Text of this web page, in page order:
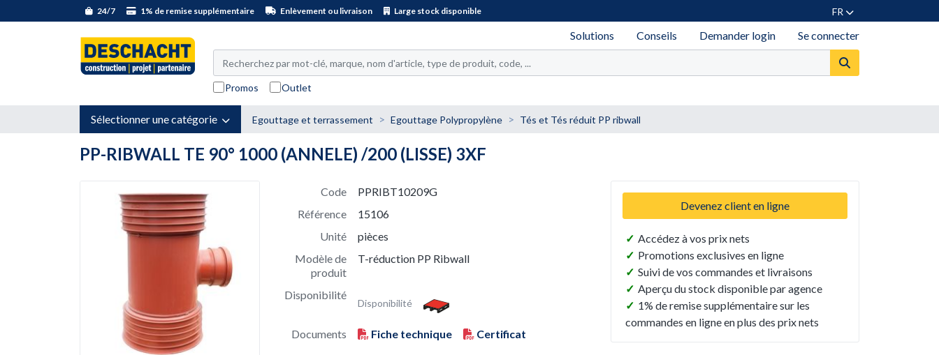
24/7 1% de remise supplémentaire Enlèvement ou livraison Large stock disponible FR
Solutions Conseils Demander login Se connecter
Promos Outlet
Sélectionner une catégorie Egouttage et terrassement Egouttage Polypropylène Tés et Tés réduit PP ribwall
PP-RIBWALL TE 90° 1000 (ANNELE) /200 (LISSE) 3XF
Code
PPRIBT10209G
Référence
15106
Unité
pièces
Modèle de
produit
T-réduction PP Ribwall
Disponibilité
Disponibilité
Documents Fiche technique Certificat
Devenez client en ligne
✓ Accédez à vos prix nets
✓ Promotions exclusives en ligne
✓ Suivi de vos commandes et livraisons
✓ Aperçu du stock disponible par agence
✓ 1% de remise supplémentaire sur les
commandes en ligne en plus des prix nets